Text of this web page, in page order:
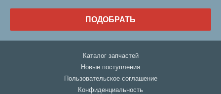
ПОДОБРАТЬ
Каталог запчастей
Новые поступления
Пользовательское соглашение
Конфиденциальность